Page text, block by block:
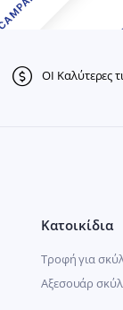
ΟΙ Καλύτερες
Κατοικίδια
Τροφή για
Αξεσουάρ